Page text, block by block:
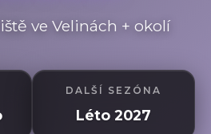
ve Velinách + okolí
DALŠÍ SEZÓNA
Léto 2027